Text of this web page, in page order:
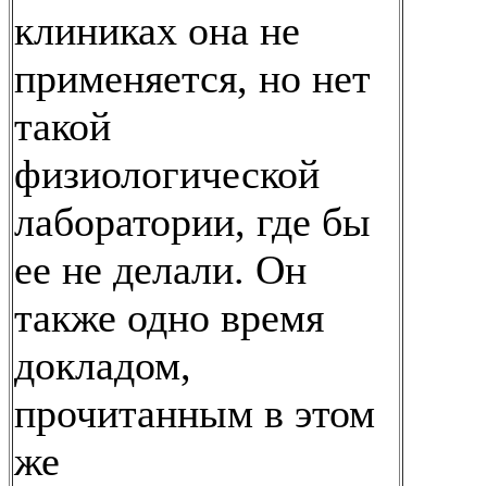
клиниках она не
применяется, но нет
такой
физиологической
лаборатории, где бы
ее не делали. Он
также одно время
докладом,
прочитанным в этом
же